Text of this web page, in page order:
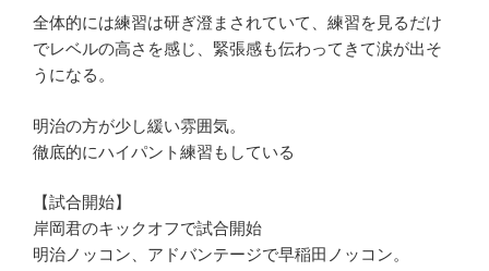
全体的には練習は研ぎ澄まされていて、練習を見るだけ
でレベルの高さを感じ、緊張感も伝わってきて涙が出そ
うになる。
明治の方が少し緩い雰囲気。
徹底的にハイパント練習もしている
【試合開始】
岸岡君のキックオフで試合開始
明治ノッコン、アドバンテージで早稲田ノッコン。